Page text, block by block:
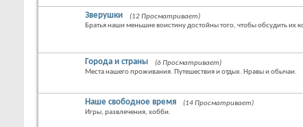
Зверушки
(12 Просматривает)
Братья наши меньшие воистину достойны того, чтобы обсудить их
Города и страны
(6 Просматривает)
Места нашего проживания. Путешествия и отдых. Нравы и обычаи.
Наше свободное время
(14 Просматривает)
Игры, развлечения, хобби.